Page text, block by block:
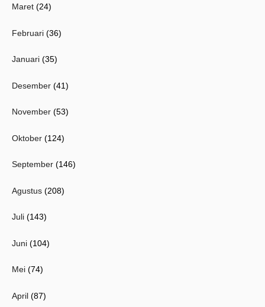
Maret (24)
Februari (36)
Januari (35)
Desember (41)
November (53)
Oktober (124)
September (146)
Agustus (208)
Juli (143)
Juni (104)
Mei (74)
April (87)